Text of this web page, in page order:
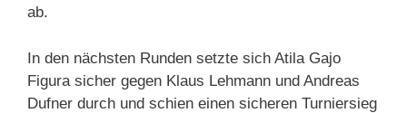
ab.
In den nächsten Runden setzte sich Atila Gajo
Figura sicher gegen Klaus Lehmann und Andreas
Dufner durch und schien einen sicheren Turniersieg